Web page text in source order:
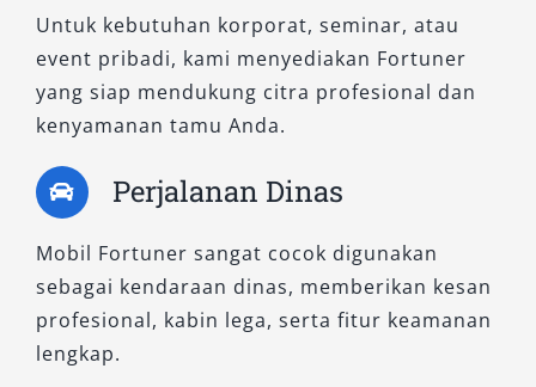
sangat ideal untuk perjalanan panjang
bersama keluarga atau rombongan kerja.
Kabin kedap suara, sistem audio premium,
serta fleksibilitas pengaturan kursi
berbagai kondisi jalan.
3. Fortuner 2.8 GR-S 4×4 A/T
Ini adalah varian tertinggi dengan sentuhan
desain sporty khas Gazoo Racing. Mesin diesel
Untuk kebutuhan korporat, seminar, atau
event pribadi, kami menyediakan Fortuner
yang siap mendukung citra profesional dan
kenyamanan tamu Anda.
Perjalanan Dinas
Mobil Fortuner sangat cocok digunakan
sebagai kendaraan dinas, memberikan kesan
profesional, kabin lega, serta fitur keamanan
lengkap.